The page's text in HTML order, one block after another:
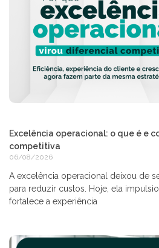
Excelência operacional: o que é e
competitiva
06/08/2026
A excelência operacional deixou de
para reduzir custos. Hoje, ela
fortalece a experiência